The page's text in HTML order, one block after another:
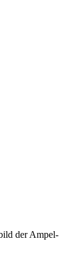
der Ampel-